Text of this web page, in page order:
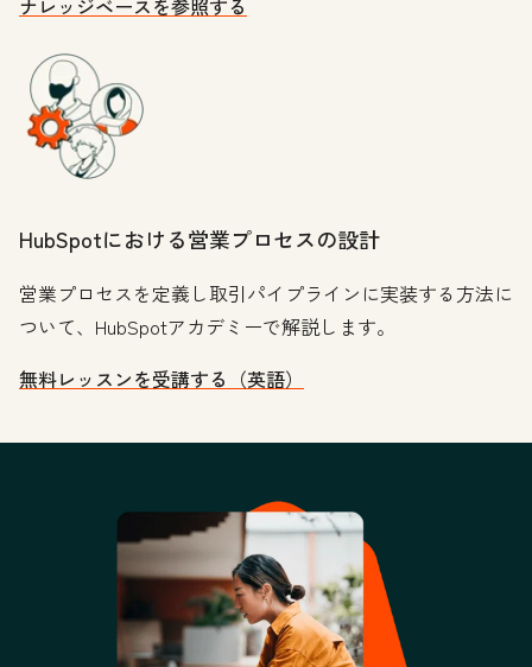
ナレッジベースを参照する
HubSpotにおける営業プロセスの設計
営業プロセスを定義し取引パイプラインに実装する方法に
ついて、HubSpotアカデミーで解説します。
無料レッスンを受講する（英語）